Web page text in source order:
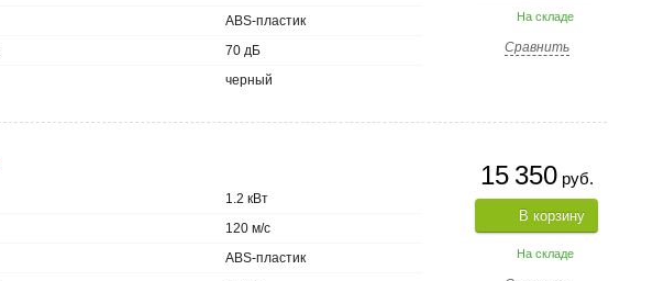
На складе
Сравнить
ABS-пластик
70 дБ
черный
15 350руб.
В корзину
На складе
1.2 кВт
120 м/с
ABS-пластик